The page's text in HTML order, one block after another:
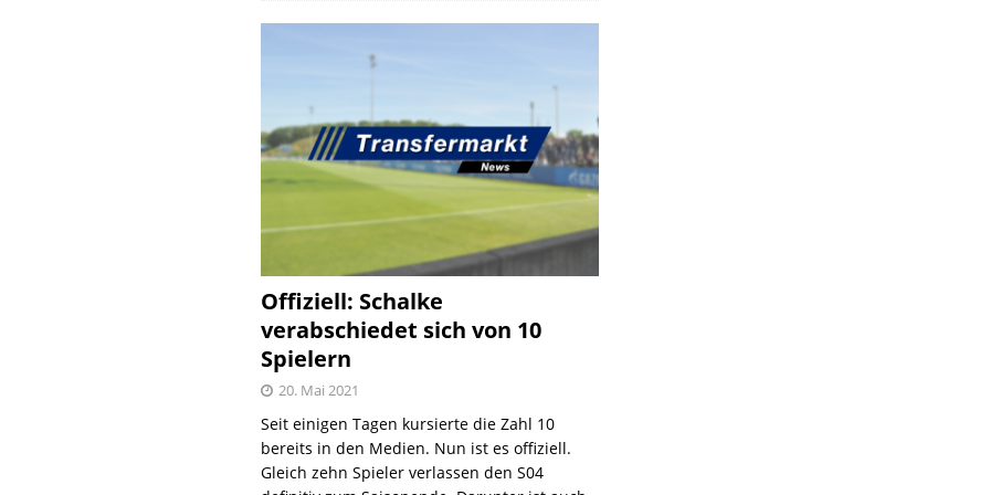
Offiziell: Schalke
verabschiedet sich von 10
Spielern
20. Mai 2021
Seit einigen Tagen kursierte die Zahl 10
bereits in den Medien. Nun ist es offiziell.
Gleich zehn Spieler verlassen den S04